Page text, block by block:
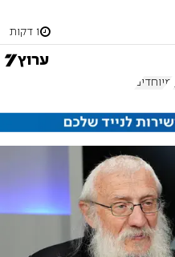
1 דקות
מיוחדים